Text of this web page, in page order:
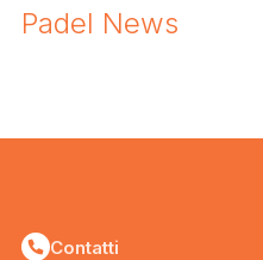
Padel News
Contatti